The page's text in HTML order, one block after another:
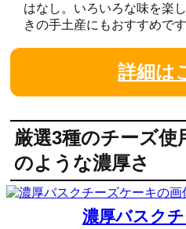
はなし。いろいろな味を楽
きの手土産にもおすすめです
詳細は
厳選3種のチーズ
のような濃厚さ
濃厚バスク